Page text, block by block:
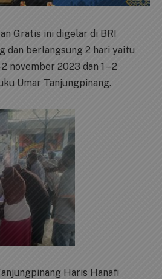
Gratis ini digelar di BRI
dan berlangsung 2 hari yaitu
november 2023 dan 1 – 2
Umar Tanjungpinang.
Haris Hanafi